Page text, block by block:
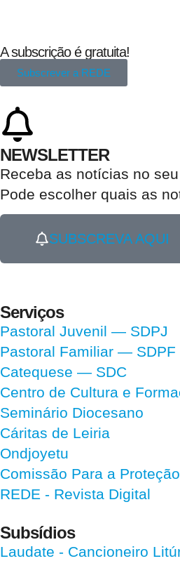
A subscrição é gratuita!
Subscrever a REDE
NEWSLETTER
Receba as notícias no
Pode escolher quais as
SUBSCREVA AQUI
Serviços
Pastoral Juvenil — SDPJ
Pastoral Familiar — SDPF
Catequese — SDC
Centro de Cultura e
Seminário Diocesano
Cáritas de Leiria
Ondjoyetu
Comissão Para a
REDE - Revista Digital
Subsídios
Laudate - Cancioneiro